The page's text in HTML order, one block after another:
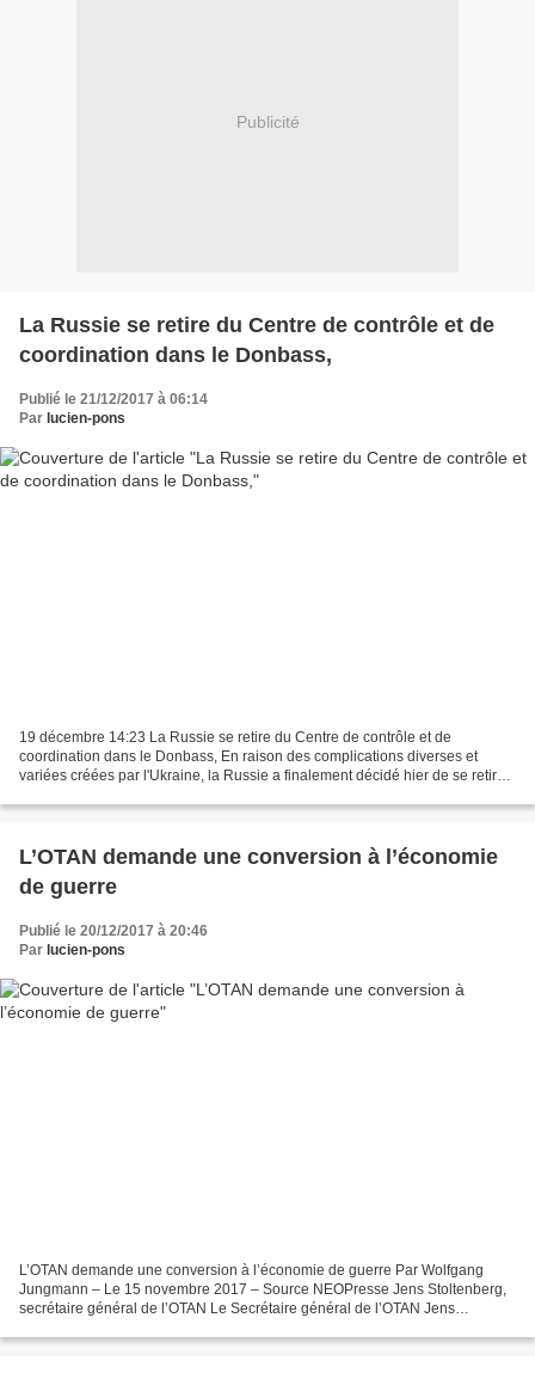
Publicité
La Russie se retire du Centre de contrôle et de
coordination dans le Donbass,
Publié le 21/12/2017 à 06:14
Par lucien-pons
19 décembre 14:23 La Russie se retire du Centre de contrôle et de
coordination dans le Donbass, En raison des complications diverses et
variées créées par l'Ukraine, la Russie a finalement décidé hier de se retirer
L’OTAN demande une conversion à l’économie
de guerre
Publié le 20/12/2017 à 20:46
Par lucien-pons
L’OTAN demande une conversion à l’économie de guerre Par Wolfgang
Jungmann – Le 15 novembre 2017 – Source NEOPresse Jens Stoltenberg,
secrétaire général de l’OTAN Le Secrétaire général de l’OTAN Jens